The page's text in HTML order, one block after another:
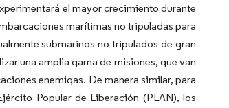
el mayor crecimiento durante
marítimas no tripuladas para
submarinos no tripulados de gran
una amplia gama de misiones, que van
enemigas. De manera similar, para
Popular de Liberación (PLAN), los